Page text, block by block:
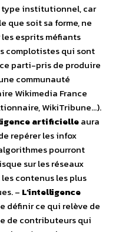
institutionnel, car
que soit sa forme, ne
esprits méfiants
complotistes qui sont
parti-pris de produire
communauté
Wikimedia France
WikiTribune…).
artificielleaura
repérer les infox
pourront
sur les réseaux
contenus les plus
– L’intelligence
définir ce qui relève de
de contributeurs qui